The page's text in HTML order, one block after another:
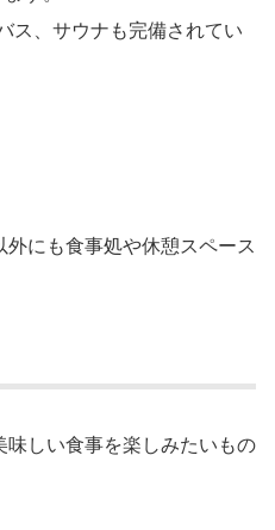
ス、サウナも完備されてい
にも食事処や休憩スペース
しい食事を楽しみたいもの